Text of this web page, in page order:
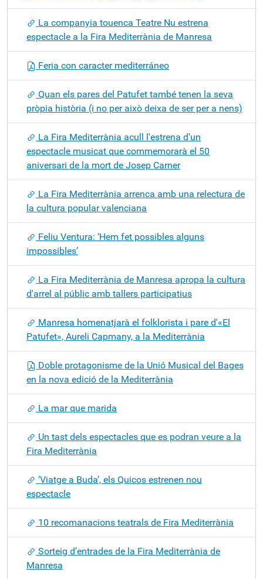
La companyia touenca Teatre Nu estrena
espectacle a la Fira Mediterrània de Manresa
Feria con caracter mediterráneo
Quan els pares del Patufet també tenen la seva
pròpia història (i no per això deixa de ser per a nens)
La Fira Mediterrània acull l'estrena d'un
espectacle musicat que commemorarà el 50
aniversari de la mort de Josep Carner
La Fira Mediterrània arrenca amb una relectura de
la cultura popular valenciana
Feliu Ventura: ‘Hem fet possibles alguns
impossibles’
La Fira Mediterrània de Manresa apropa la cultura
d'arrel al públic amb tallers participatius
Manresa homenatjarà el folklorista i pare d'«El
Patufet», Aureli Capmany, a la Mediterrània
Doble protagonisme de la Unió Musical del Bages
en la nova edició de la Mediterrània
La mar que marida
Un tast dels espectacles que es podran veure a la
Fira Mediterrània
‘Viatge a Buda’, els Quicos estrenen nou
espectacle
10 recomanacions teatrals de Fira Mediterrània
Sorteig d’entrades de la Fira Mediterrània de
Manresa